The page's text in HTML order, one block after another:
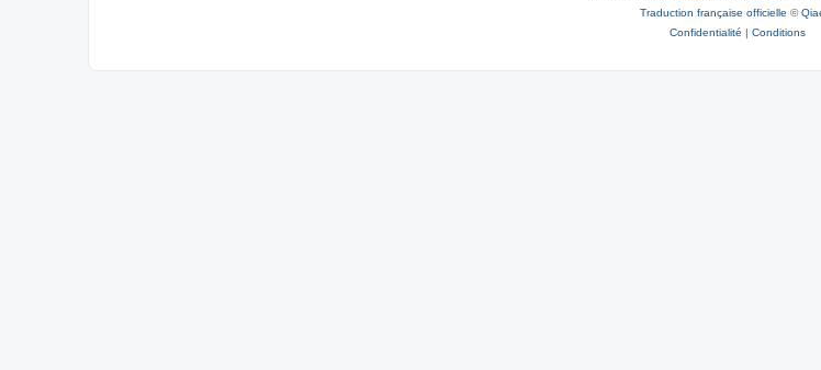
Traduction française officielle ©
Confidentialité | Conditions